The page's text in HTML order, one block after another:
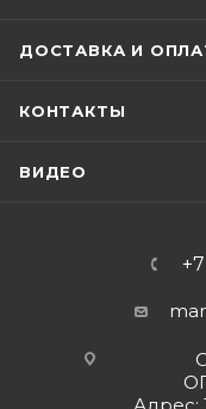
ДОСТАВКА И
КОНТАКТЫ
ВИДЕО